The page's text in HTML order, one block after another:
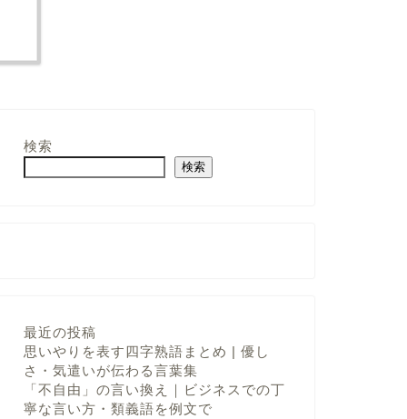
検索
検索
最近の投稿
思いやりを表す四字熟語まとめ | 優し
さ・気遣いが伝わる言葉集
「不自由」の言い換え｜ビジネスでの丁
寧な言い方・類義語を例文で